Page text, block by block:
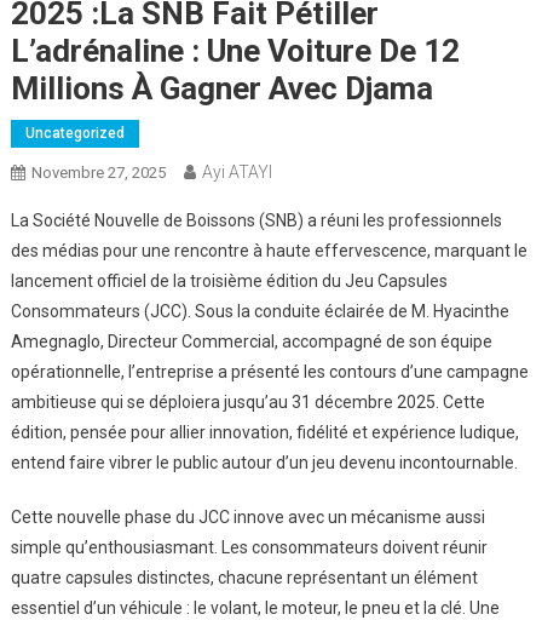
2025 :La SNB Fait Pétiller
L’adrénaline : Une Voiture De 12
Millions À Gagner Avec Djama
Uncategorized
Novembre 27, 2025 Ayi ATAYI
La Société Nouvelle de Boissons (SNB) a réuni les professionnels
des médias pour une rencontre à haute effervescence, marquant le
lancement officiel de la troisième édition du Jeu Capsules
Consommateurs (JCC). Sous la conduite éclairée de M. Hyacinthe
Amegnaglo, Directeur Commercial, accompagné de son équipe
opérationnelle, l’entreprise a présenté les contours d’une campagne
ambitieuse qui se déploiera jusqu’au 31 décembre 2025. Cette
édition, pensée pour allier innovation, fidélité et expérience ludique,
entend faire vibrer le public autour d’un jeu devenu incontournable.
Cette nouvelle phase du JCC innove avec un mécanisme aussi
simple qu’enthousiasmant. Les consommateurs doivent réunir
quatre capsules distinctes, chacune représentant un élément
essentiel d’un véhicule : le volant, le moteur, le pneu et la clé. Une